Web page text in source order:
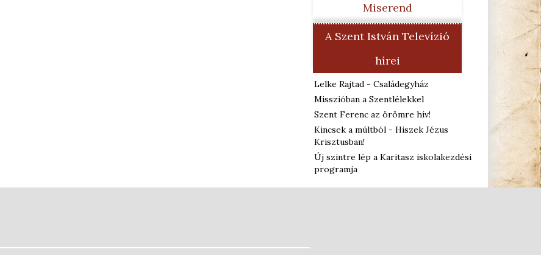
Miserend
A Szent István Televízió
hírei
Lelke Rajtad - Családegyház
Misszióban a Szentlélekkel
Szent Ferenc az örömre hív!
Kincsek a múltból - Hiszek Jézus
Krisztusban!
Új szintre lép a Karitasz iskolakezdési
programja